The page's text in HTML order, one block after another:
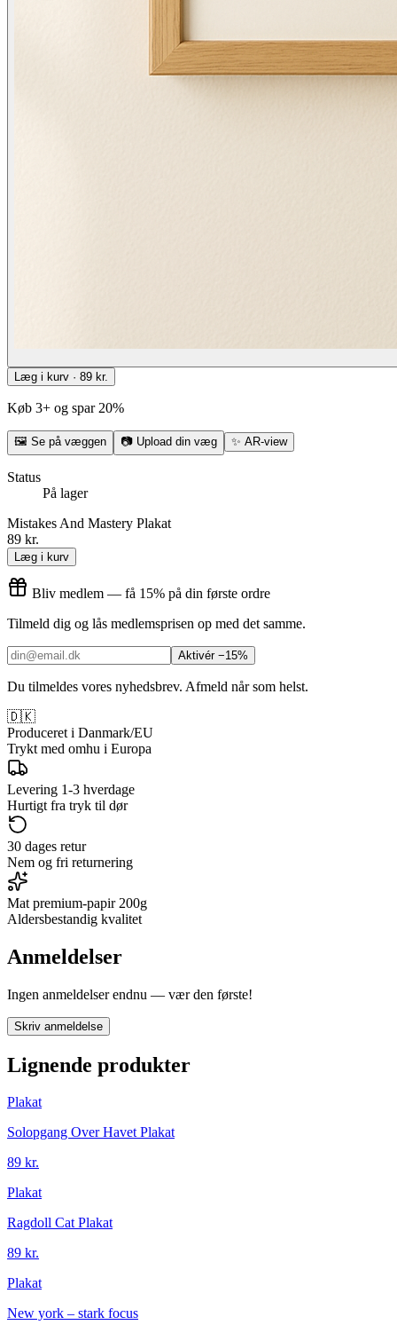
Læg i kurv · 89 kr.
Køb 3+ og spar 20%
🖼 Se på væggen 📷 Upload din væg ✨ AR-view
Status
På lager
Mistakes And Mastery Plakat
89 kr.
Læg i kurv
Bliv medlem — få 15% på din første ordre
Tilmeld dig og lås medlemsprisen op med det samme.
Aktivér −15%
Du tilmeldes vores nyhedsbrev. Afmeld når som helst.
🇩🇰
Produceret i Danmark/EU
Trykt med omhu i Europa
Levering 1-3 hverdage
Hurtigt fra tryk til dør
30 dages retur
Nem og fri returnering
Mat premium-papir 200g
Aldersbestandig kvalitet
Anmeldelser
Ingen anmeldelser endnu — vær den første!
Skriv anmeldelse
Lignende produkter
Plakat
Solopgang Over Havet Plakat
89 kr.
Plakat
Ragdoll Cat Plakat
89 kr.
Plakat
New york – stark focus